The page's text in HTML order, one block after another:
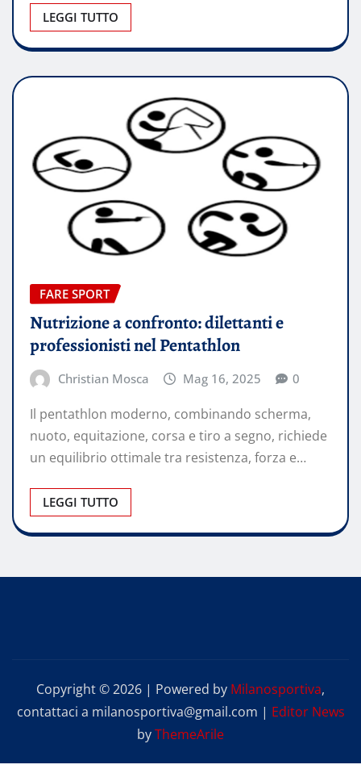
LEGGI TUTTO
FARE SPORT
Nutrizione a confronto: dilettanti e
professionisti nel Pentathlon
Christian Mosca Mag 16, 2025 0
Il pentathlon moderno, combinando scherma,
nuoto, equitazione, corsa e tiro a segno, richiede
un equilibrio ottimale tra resistenza, forza e…
LEGGI TUTTO
Copyright © 2026 | Powered by Milanosportiva,
contattaci a milanosportiva@gmail.com | Editor News
byThemeArile